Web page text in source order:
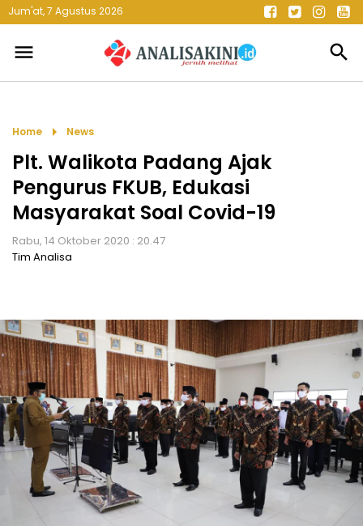
Jum'at, 7 Agustus 2026
menu search
Home arrow_right News
Plt. Walikota Padang Ajak
Pengurus FKUB, Edukasi
Masyarakat Soal Covid-19
Rabu, 14 Oktober 2020 : 20.47
Tim Analisa